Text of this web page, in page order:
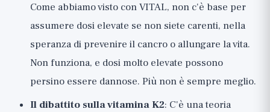
Come abbiamo visto con VITAL, non c'è base per
assumere dosi elevate se non siete carenti, nella
speranza di prevenire il cancro o allungare la vita.
Non funziona, e dosi molto elevate possono
persino essere dannose. Più non è sempre meglio.
Il dibattito sulla vitamina K2: C'è una teoria